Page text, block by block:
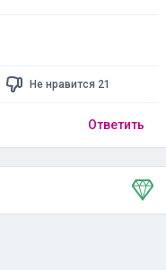
Не нравится 21
Ответить